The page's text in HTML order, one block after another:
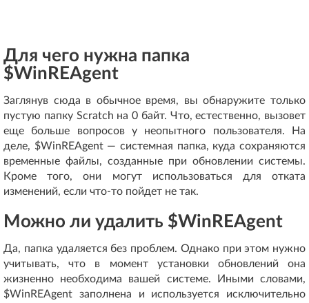
Для чего нужна папка
$WinREAgent
Заглянув сюда в обычное время, вы обнаружите только
пустую папку Scratch на 0 байт. Что, естественно, вызовет
еще больше вопросов у неопытного пользователя. На
деле, $WinREAgent — системная папка, куда сохраняются
временные файлы, созданные при обновлении системы.
Кроме того, они могут использоваться для отката
изменений, если что-то пойдет не так.
Можно ли удалить $WinREAgent
Да, папка удаляется без проблем. Однако при этом нужно
учитывать, что в момент установки обновлений она
жизненно необходима вашей системе. Иными словами,
$WinREAgent заполнена и используется исключительно